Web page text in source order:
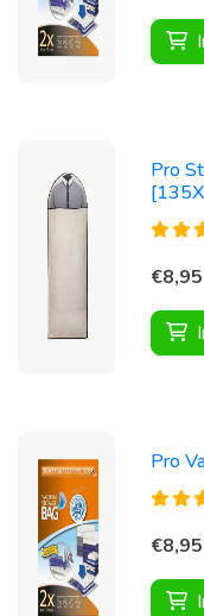
Pro
€8,95
Pro
€8,95